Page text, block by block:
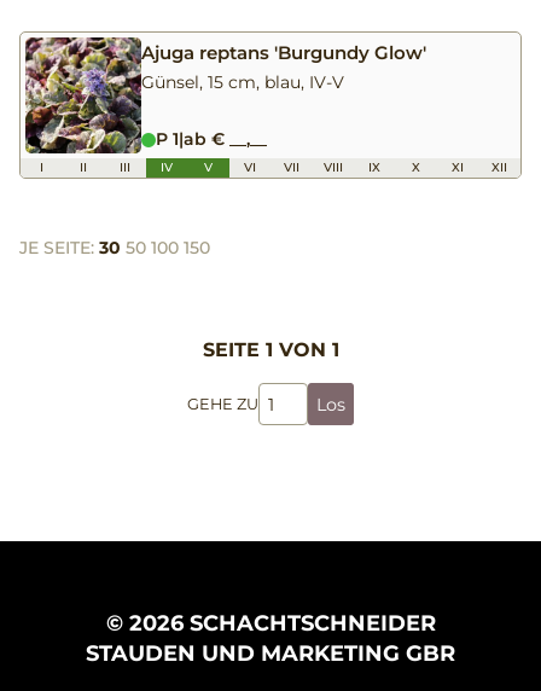
Ajuga reptans 'Burgundy Glow'
Günsel, 15 cm, blau, IV-V
P 1|ab € __,__
I II III IV V VI VII VIII IX X XI XII
JE SEITE: 30 50 100 150
SEITE 1 VON 1
GEHE ZU Los
© 2026 SCHACHTSCHNEIDER
STAUDEN UND MARKETING GBR